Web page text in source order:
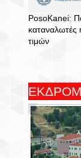
PosoKanei:
καταναλωτές
τιμών